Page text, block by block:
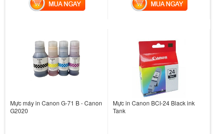
MUA NGAY MUA NGAY
Mực máy in Canon G-71 B - Canon
G2020
Mực in Canon BCI-24 Black ink
Tank